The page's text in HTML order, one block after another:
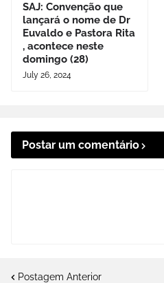
SAJ: Convenção que
lançará o nome de Dr
Euvaldo e Pastora Rita
, acontece neste
domingo (28)
July 26, 2024
Postar um comentário
Postagem Anterior